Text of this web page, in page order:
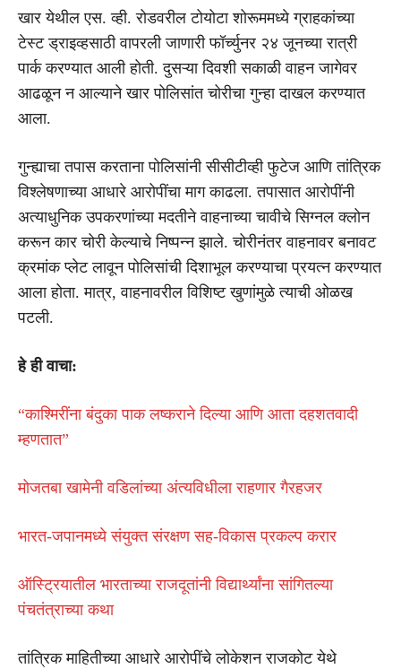
खार येथील एस. व्ही. रोडवरील टोयोटा शोरूममध्ये ग्राहकांच्या
टेस्ट ड्राइव्हसाठी वापरली जाणारी फॉर्च्युनर २४ जूनच्या रात्री
पार्क करण्यात आली होती. दुसऱ्या दिवशी सकाळी वाहन जागेवर
आढळून न आल्याने खार पोलिसांत चोरीचा गुन्हा दाखल करण्यात
आला.
गुन्ह्याचा तपास करताना पोलिसांनी सीसीटीव्ही फुटेज आणि तांत्रिक
विश्लेषणाच्या आधारे आरोपींचा माग काढला. तपासात आरोपींनी
अत्याधुनिक उपकरणांच्या मदतीने वाहनाच्या चावीचे सिग्नल क्लोन
करून कार चोरी केल्याचे निष्पन्न झाले. चोरीनंतर वाहनावर बनावट
क्रमांक प्लेट लावून पोलिसांची दिशाभूल करण्याचा प्रयत्न करण्यात
आला होता. मात्र, वाहनावरील विशिष्ट खुणांमुळे त्याची ओळख
पटली.
हे ही वाचा:
“काश्मिरींना बंदुका पाक लष्कराने दिल्या आणि आता दहशतवादी
म्हणतात”
मोजतबा खामेनी वडिलांच्या अंत्यविधीला राहणार गैरहजर
भारत-जपानमध्ये संयुक्त संरक्षण सह-विकास प्रकल्प करार
ऑस्ट्रियातील भारताच्या राजदूतांनी विद्यार्थ्यांना सांगितल्या
पंचतंत्राच्या कथा
तांत्रिक माहितीच्या आधारे आरोपींचे लोकेशन राजकोट येथे